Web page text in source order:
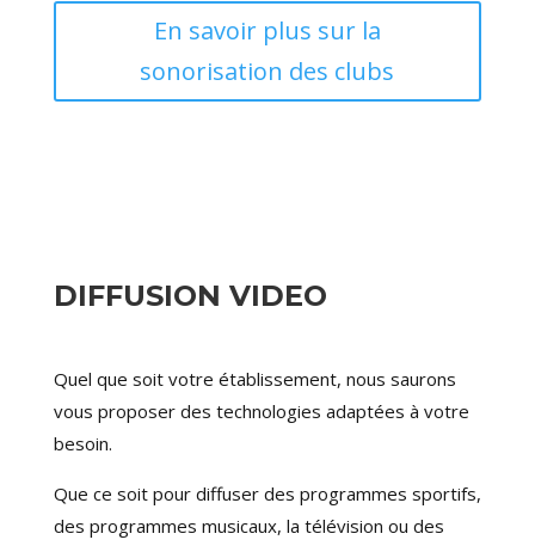
En savoir plus sur la
sonorisation des clubs
DIFFUSION VIDEO
Quel que soit votre établissement, nous saurons
vous proposer des technologies adaptées à votre
besoin.
Que ce soit pour diffuser des programmes sportifs,
des programmes musicaux, la télévision ou des